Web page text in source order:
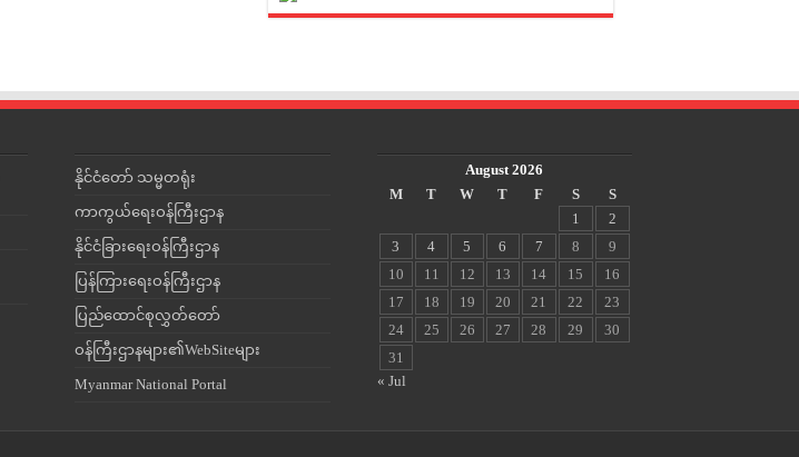
နိုင်ငံတော် သမ္မတရုံး
ကာကွယ်ရေးဝန်ကြီးဌာန
နိုင်ငံခြားရေးဝန်ကြီးဌာန
ပြန်ကြားရေးဝန်ကြီးဌာန
ပြည်ထောင်စုလွှတ်တော်
ဝန်ကြီးဌာနများ၏WebSiteများ
Myanmar National Portal
August 2026
M
T W T F S
S
1
2
3
4 5 6 7 8
9
10
11 12 13 14 15
16
17
18 19 20 21 22
23
24
25 26 27 28 29
30
31
« Jul